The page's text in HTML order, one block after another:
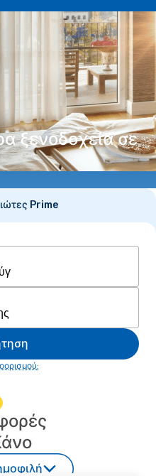
EL(€)
ξενοδοχεία σε
Prime